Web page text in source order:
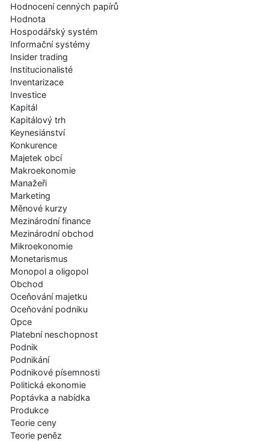
Hodnocení cenných papírů
Hodnota
Hospodářský systém
Informační systémy
Insider trading
Institucionalisté
Inventarizace
Investice
Kapitál
Kapitálový trh
Keynesiánství
Konkurence
Majetek obcí
Makroekonomie
Manažeři
Marketing
Měnové kurzy
Mezinárodní finance
Mezinárodní obchod
Mikroekonomie
Monetarismus
Monopol a oligopol
Obchod
Oceňování majetku
Oceňování podniku
Opce
Platební neschopnost
Podnik
Podnikání
Podnikové písemnosti
Politická ekonomie
Poptávka a nabídka
Produkce
Teorie ceny
Teorie peněz